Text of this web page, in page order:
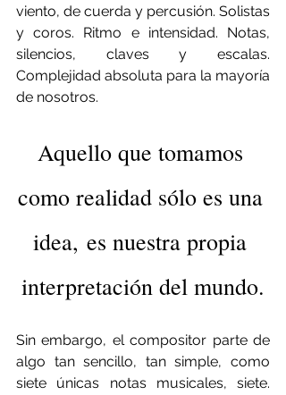
viento, de cuerda y percusión. Solistas
y coros. Ritmo e intensidad. Notas,
silencios, claves y escalas.
Complejidad absoluta para la mayoría
de nosotros.
Aquello que tomamos
como realidad sólo es una
idea, es nuestra propia
interpretación del mundo.
Sin embargo, el compositor parte de
algo tan sencillo, tan simple, como
siete únicas notas musicales, siete.